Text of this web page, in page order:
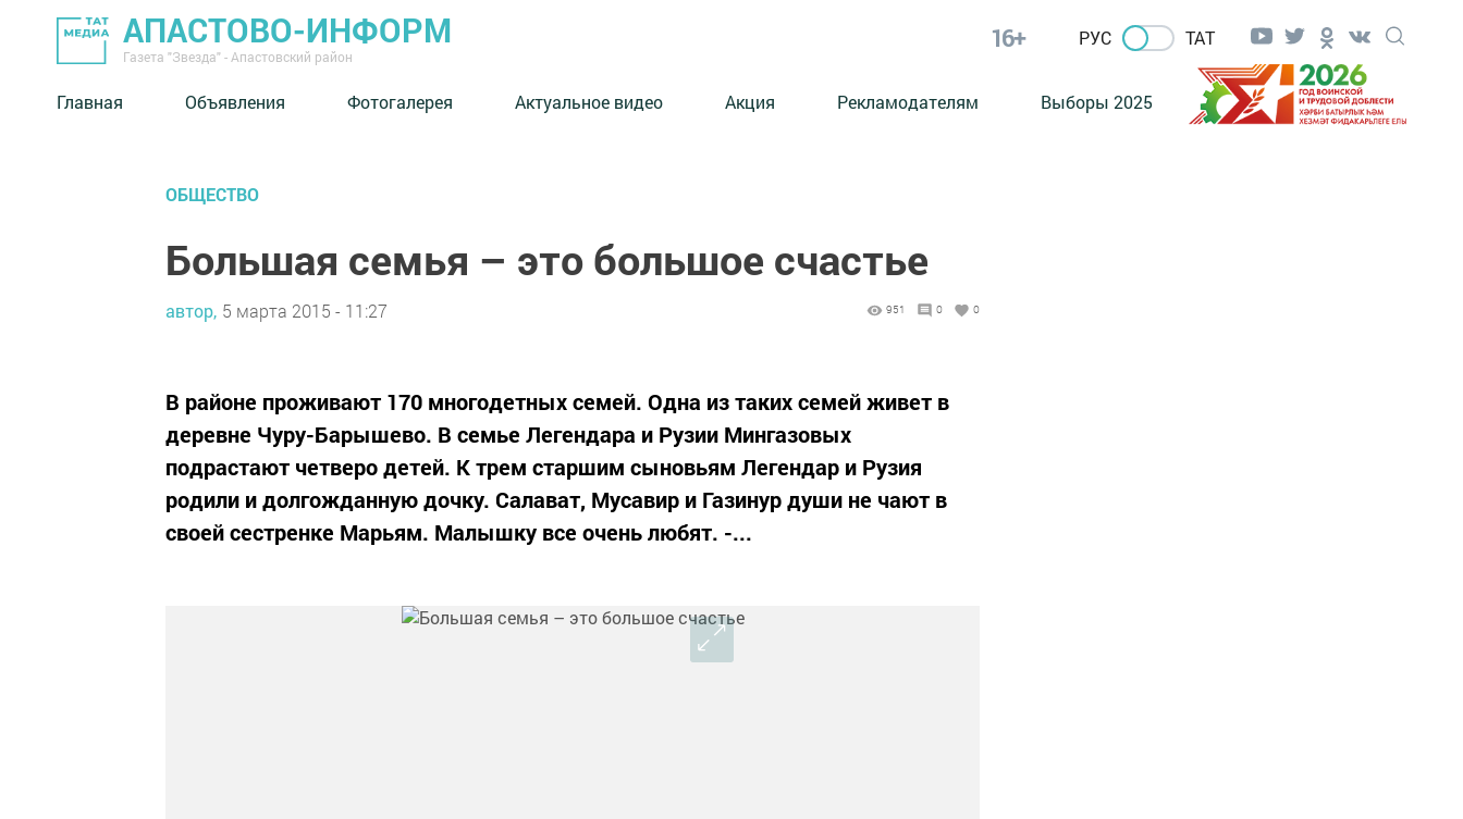
АПАСТОВО-ИНФОРМ
Газета "Звезда" - Апастовский район
16+ РУС ТАТ
Главная Объявления Фотогалерея Актуальное видео Акция Рекламодателям Выборы 2025
ОБЩЕСТВО
Большая семья – это большое счастье
автор, 5 марта 2015 - 11:27 951 0 0
В районе проживают 170 многодетных семей. Одна из таких семей живет в
деревне Чуру-Барышево. В семье Легендара и Рузии Мингазовых
подрастают четверо детей. К трем старшим сыновьям Легендар и Рузия
родили и долгожданную дочку. Салават, Мусавир и Газинур души не чают в
своей сестренке Марьям. Малышку все очень любят. -...